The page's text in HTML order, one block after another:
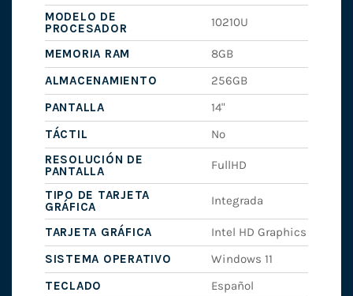
MODELO DE
PROCESADOR
10210U
MEMORIA RAM
8GB
ALMACENAMIENTO
256GB
PANTALLA
14"
TÁCTIL
No
RESOLUCIÓN DE
PANTALLA
FullHD
TIPO DE TARJETA
GRÁFICA
Integrada
TARJETA GRÁFICA
Intel HD Graphics
SISTEMA OPERATIVO
Windows 11
TECLADO
Español